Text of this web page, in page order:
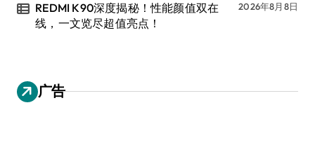
REDMI K90深度揭秘！性能颜值双在
线，一文览尽超值亮点！
2026年8月8日
广告